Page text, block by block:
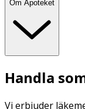
Om Apoteket
Handla
Vi erbjuder